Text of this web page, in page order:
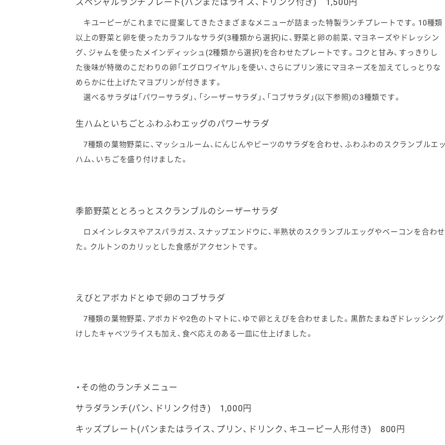
キユーピーがこれまでに提案してきたさまざまなメニューが詰まった特製ランチプレートです。10種類
以上の野菜と卵を使ったカラフルなサラダ(3種類から選択)に、野菜と卵の前菜、マヨネーズやドレッシン
グ、ジャムを使ったメインディッシュ(2種類から選択)を合わせたプレートです。コクと甘み、すっきりし
た後味が特徴のこだわりの卵「エグロワイヤル」を使い、さらにプリン液にマヨネーズを加えてしっとりな
めらかに仕上げたマヨプリンが付きます。
選べるサラダは「パワーサラダ」、「シーザーサラダ」、「コブサラダ」(以下参照)の3種類です。
生ハムといちごとふわふわエッグのパワーサラダ
7種類の葉物野菜に、マッシュルーム、にんじんやビーツのサラダを合わせ、ふわふわのスクランブルエ
ハム、いちごを盛り付けました。
季節野菜ととろっとスクランブルのシーザーサラダ
ロメインレタスやアスパラガス、スナップエンドウに、半熟状のスクランブルエッグやベーコンを合わ
た。クルトンのカリッとした食感がアクセントです。
えびとアボカドとゆで卵のコブサラダ
7種類の葉物野菜、アボカドや2色のトマトに、ゆで卵とえびを合わせました。黒酢たまねぎドレッシン
けしたキャベツライスも加え、食べ応えのある一皿に仕上げました。
・その他のランチメニュー
サラダランチ(パン、ドリンク付き) 1,000円
キッズプレート(パンまたはライス、プリン、ドリンク、キユーピー人形付き) 800円